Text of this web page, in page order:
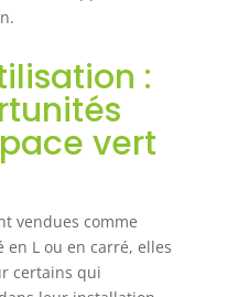
le
:
de la
jardinière
de la
jardinière :
x 58l x 31H
- Assemblage
:
vert
vendues comme
L ou en carré, elles
certains qui